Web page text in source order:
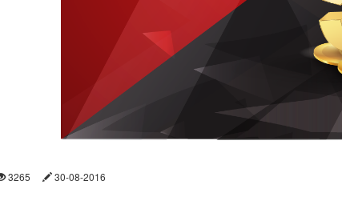
3265 30-08-2016